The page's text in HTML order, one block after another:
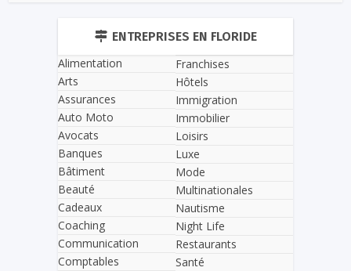
ENTREPRISES EN FLORIDE
Alimentation
Arts
Assurances
Auto Moto
Avocats
Banques
Bâtiment
Beauté
Cadeaux
Coaching
Communication
Comptables
Franchises
Hôtels
Immigration
Immobilier
Loisirs
Luxe
Mode
Multinationales
Nautisme
Night Life
Restaurants
Santé